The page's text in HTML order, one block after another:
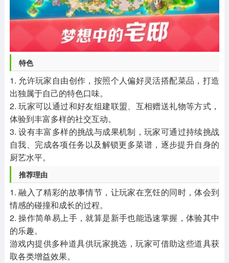
特色
1. 允许玩家自由创作，按照个人偏好灵活搭配菜品，打造
出独属于自己的特色口味。
2. 玩家可以通过和好友组建联盟、互相赠送礼物等方式，
体验到丰富多样的社交互动。
3. 设有丰富多样的挑战与成果机制，玩家可通过持续挑战
自我、完成各项任务以及解锁更多菜谱，逐步提升自身的
厨艺水平。
推荐理由
1. 融入了精彩的故事情节，让玩家在烹饪的同时，体会到
情感的碰撞和成长的过程。
2. 操作简单易上手，就算是新手也能迅速掌握，体验其中
的乐趣。
游戏内提供多种道具供玩家挑选，玩家可借助这些道具获
取各类增益效果。